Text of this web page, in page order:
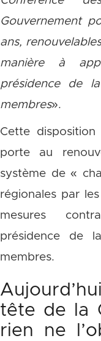
Gouvernement
ans,
manière à
présidence de
membres».
Cette
porte au
système de «
régionales par
mesures
présidence de
membres.
tête de la
rien ne